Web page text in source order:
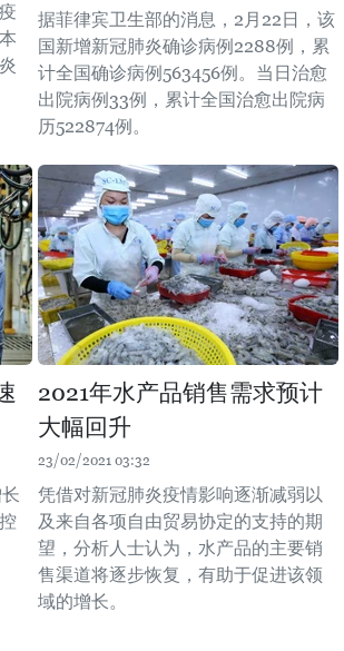
据菲律宾卫生部的消息，2月22日，该
国新增新冠肺炎确诊病例2288例，累
计全国确诊病例563456例。当日治愈
出院病例33例，累计全国治愈出院病
历522874例。
2021年水产品销售需求预计
大幅回升
23/02/2021 03:32
凭借对新冠肺炎疫情影响逐渐减弱以
及来自各项自由贸易协定的支持的期
望，分析人士认为，水产品的主要销
售渠道将逐步恢复，有助于促进该领
域的增长。